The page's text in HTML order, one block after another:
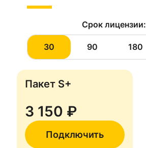
Срок лицензии:
30 90 180
Пакет S+
3 150 ₽
Подключить